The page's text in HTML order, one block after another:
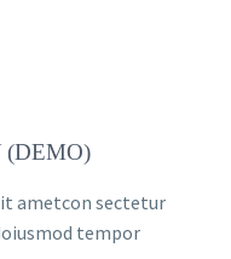
(DEMO)
ametcon sectetur
tempor